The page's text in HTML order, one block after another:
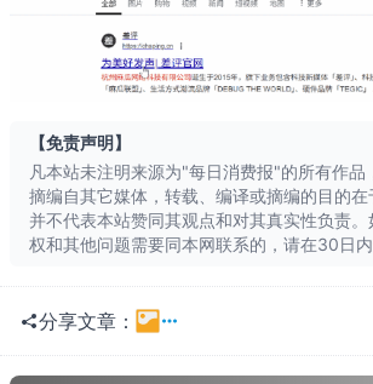
【免责声明】
凡本站未注明来源为"每日消费报"的所有作品
摘编自其它媒体，转载、编译或摘编的目的在
并不代表本站赞同其观点和对其真实性负责
权和其他问题需要同本网联系的，请在30日
分享文章：